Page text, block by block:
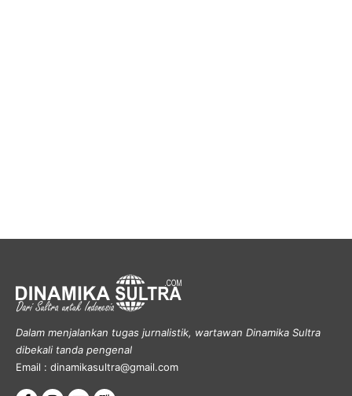
Dalam menjalankan tugas jurnalistik, wartawan Dinamika Sultra
dibekali tanda pengenal
Email : dinamikasultra@gmail.com